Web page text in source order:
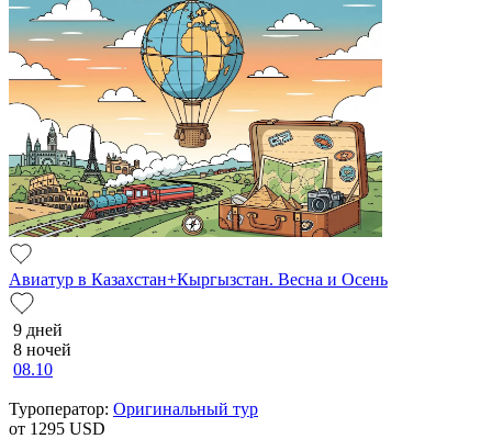
Авиатур в Казахстан+Кыргызстан. Весна и Осень
9 дней
8 ночей
08.10
Туроператор: Оригинальный тур
от 1295 USD